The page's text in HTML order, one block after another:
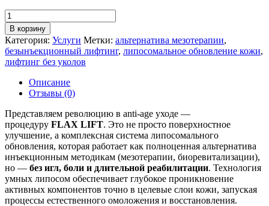
Количество
товара
FLAX
LIFT
—
липосомальное
обновление
безынъекционный
лифтинг
кожи
В корзину
Категория: Услуги Метки: альтернатива мезотерапии,
безынъекционный лифтинг, липосомальное обновление кожи,
лифтинг без уколов
Описание
Отзывы (0)
Представляем революцию в anti-age уходе —
процедуру FLAX LIFT. Это не просто поверхностное
улучшение, а комплексная система липосомального
обновления, которая работает как полноценная альтернатива
инъекционным методикам (мезотерапии, биоревитализации),
но — без игл, боли и длительной реабилитации. Технология
умных липосом обеспечивает глубокое проникновение
активных компонентов точно в целевые слои кожи, запуская
процессы естественного омоложения и восстановления.